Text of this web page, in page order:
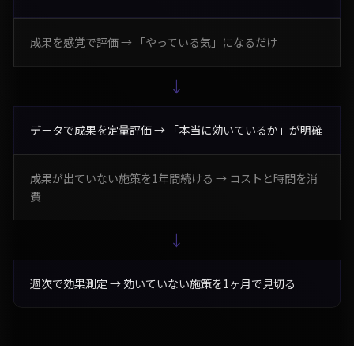
成果を感覚で評価 → 「やっている気」になるだけ
→
データで成果を定量評価 → 「本当に効いているか」が明確
成果が出ていない施策を1年間続ける → コストと時間を消
費
→
週次で効果測定 → 効いていない施策を1ヶ月で見切る